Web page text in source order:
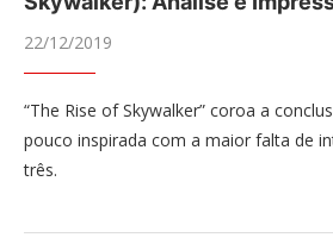
22/12/2019
“The Rise of Skywalker” coroa a
pouco inspirada com a maior falta de
três.